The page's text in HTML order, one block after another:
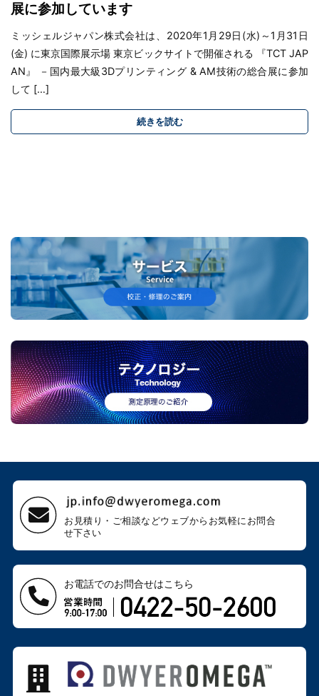
展に参加しています
ミッシェルジャパン株式会社は、2020年1月29日(水)～1月31日
(金) に東京国際展示場 東京ビックサイトで開催される 『TCT JAP
AN』 －国内最大級3Dプリンティング & AM技術の総合展に参加
して […]
続きを読む
お見積り・ご相談などウェブから お気軽にお問合
せ下さい
お電話でのお問合せはこちら